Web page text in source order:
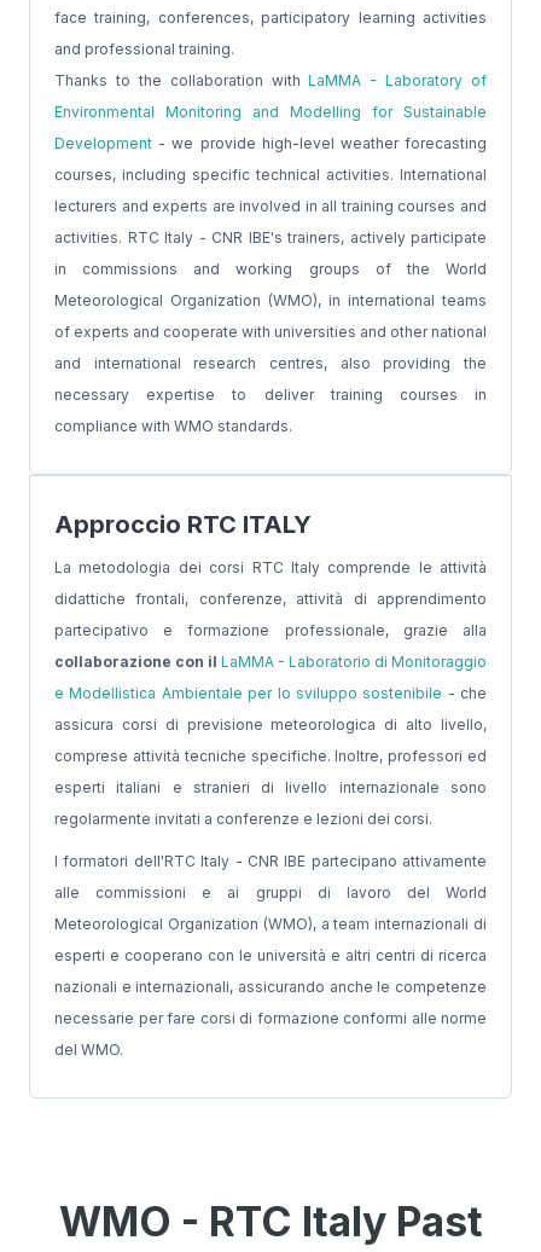
face training, conferences, participatory learning activities
and professional training.
Thanks to the collaboration withLaMMA - Laboratory of
Environmental Monitoring and Modelling for Sustainable
Development - we provide high-level weather forecasting
courses, including specific technical activities. International
lecturers and experts are involved in all training courses and
activities. RTC Italy - CNR IBE's trainers, actively participate
in commissions and working groups of the World
Meteorological Organization (WMO), in international teams
of experts and cooperate with universities and other national
and international research centres, also providing the
necessary expertise to deliver training courses in
compliance with WMO standards.
Approccio RTC ITALY
La metodologia dei corsi RTC Italy comprende le attività
didattiche frontali, conferenze, attività di apprendimento
partecipativo e formazione professionale, grazie alla
collaborazione con il LaMMA - Laboratorio di Monitoraggio
e Modellistica Ambientale per lo sviluppo sostenibile - che
assicura corsi di previsione meteorologica di alto livello,
comprese attività tecniche specifiche. Inoltre, professori ed
esperti italiani e stranieri di livello internazionale sono
regolarmente invitati a conferenze e lezioni dei corsi.
I formatori dell'RTC Italy - CNR IBE partecipano attivamente
alle commissioni e ai gruppi di lavoro del World
Meteorological Organization (WMO), a team internazionali di
esperti e cooperano con le università e altri centri di ricerca
nazionali e internazionali, assicurando anche le competenze
necessarie per fare corsi di formazione conformi alle norme
del WMO.
WMO - RTC Italy Past